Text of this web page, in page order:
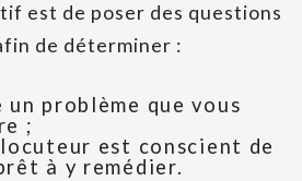
est de poser des questions
de déterminer :
problème que vous
;
est conscient de
à y remédier.